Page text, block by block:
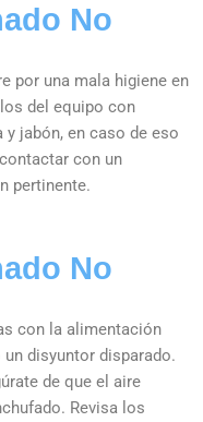
No
por una mala higiene en
del equipo con
jabón, en caso de eso
con un
pertinente.
No
con la alimentación
disyuntor disparado.
de que el aire
Revisa los